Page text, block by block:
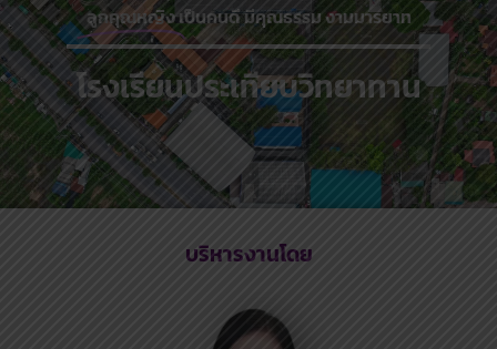
ลูกคุณหญิงเป็นคนดี มีคุณธรรม งามมารยาท
โรงเรียนประเทียบวิทยาทาน
บริหารงานโดย